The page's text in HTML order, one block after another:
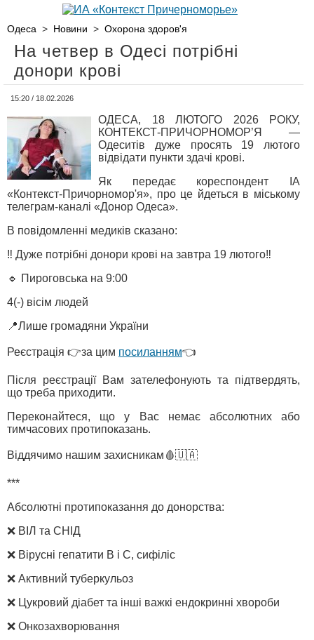
Одеса > Новини > Охорона здоров'я
На четвер в Одесі потрібні
донори крові
15:20 / 18.02.2026
ОДЕСА, 18 ЛЮТОГО 2026 РОКУ,
КОНТЕКСТ-ПРИЧОРНОМОР’Я —
Одеситів дуже просять 19 лютого
відвідати пункти здачі крові.
Як передає кореспондент ІА
«Контекст-Причорномор'я», про це йдеться в міському
телеграм-каналі «Донор Одеса».
В повідомленні медиків сказано:
‼️ Дуже потрібні донори крові на завтра 19 лютого‼️
🔹 Пироговська на 9:00
4(-) вісім людей
📍Лише громадяни України
Реєстрація 👉за цим посиланням👈
Після реєстрації Вам зателефонують та підтвердять,
що треба приходити.
Переконайтеся, що у Вас немає абсолютних або
тимчасових протипоказань.
Віддячимо нашим захисникам🩸🇺🇦
***
Абсолютні протипоказання до донорства:
❌ ВІЛ та СНІД
❌ Вірусні гепатити В і С, сифіліс
❌ Активний туберкульоз
❌ Цукровий діабет та інші важкі ендокринні хвороби
❌ Онкозахворювання